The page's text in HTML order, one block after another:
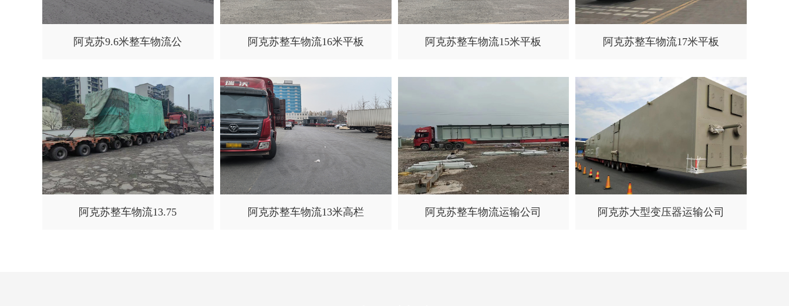
阿克苏9.6米整车物流公 阿克苏整车物流16米平板 阿克苏整车物流15米平板 阿克苏整车物流17米平板
阿克苏整车物流13.75 阿克苏整车物流13米高栏 阿克苏整车物流运输公司 阿克苏大型变压器运输公司